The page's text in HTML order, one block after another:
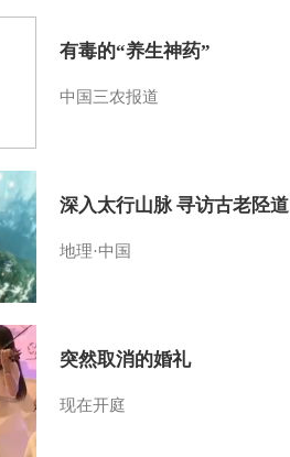
(20110619)
2011-06-17 23:33:59
有毒的“养生神药”
中国三农报道
深入太行山脉 寻访古老陉道
地理·中国
突然取消的婚礼
现在开庭